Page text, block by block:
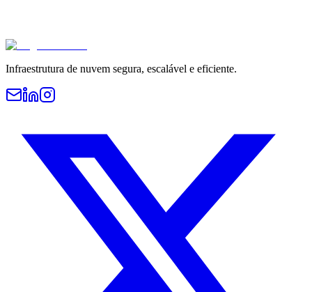
Infraestrutura de nuvem segura, escalável e eficiente.